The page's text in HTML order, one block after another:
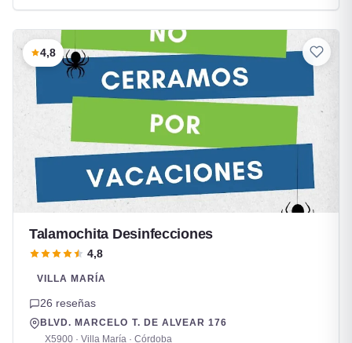
4,8
Talamochita Desinfecciones
4,8
VILLA MARÍA
26 reseñas
BLVD. MARCELO T. DE ALVEAR 176
X5900 · Villa María · Córdoba